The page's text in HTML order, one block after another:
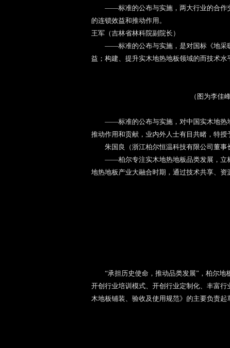
——标准的公布与实施，两大行业的合作
的连锁效益和推动作用。
王军（吉林省林科院副院长）
——标准的公布与实施，是对国标《地采
益；构建、提升实木地热地板领域的而技术水
（图为李佳
——标准的公布与实施，对中国实木地热
推动作用和贡献，业内外人士有目共睹，特授
朱国良（浙江柏尔恒温科技有限公司董事
——柏尔专注实木地热地板品类发展，立
地热地板产业大融合时期，通过技术共享、
“承担历史使命，推动品类发展”，柏尔
开创行业培训模式、开创行业定制化、丰富
木地板铺装、验收及使用规范》的主要负责